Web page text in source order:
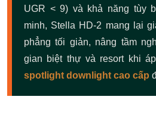
UGR < 9) và khả năng tùy
minh, Stella HD-2 mang lại
phẳng tối giản, nâng tầm
gian biệt thự và resort khi
spotlight downlight cao cấp